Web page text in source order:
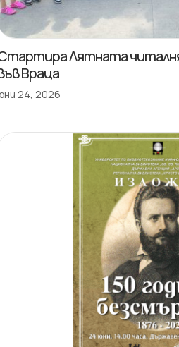
Лятната
Враца
24, 2026